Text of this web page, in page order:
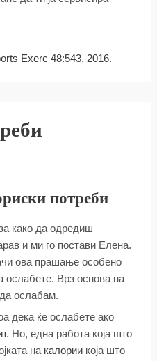
Exerc 48:543, 2016.
потреби
како да одредиш
и ми го постави Елена.
ова прашање особено
ослабете. Врз основа на
ослабам.
дека ќе ослабете ако
. Но, една работа која што
на калории која што